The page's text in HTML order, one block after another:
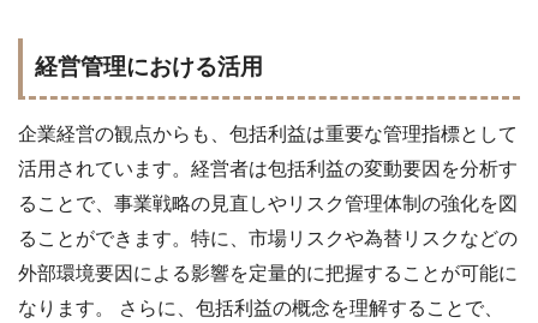
経営管理における活用
企業経営の観点からも、包括利益は重要な管理指標として
活用されています。経営者は包括利益の変動要因を分析す
ることで、事業戦略の見直しやリスク管理体制の強化を図
ることができます。特に、市場リスクや為替リスクなどの
外部環境要因による影響を定量的に把握することが可能に
なります。 さらに、包括利益の概念を理解することで、